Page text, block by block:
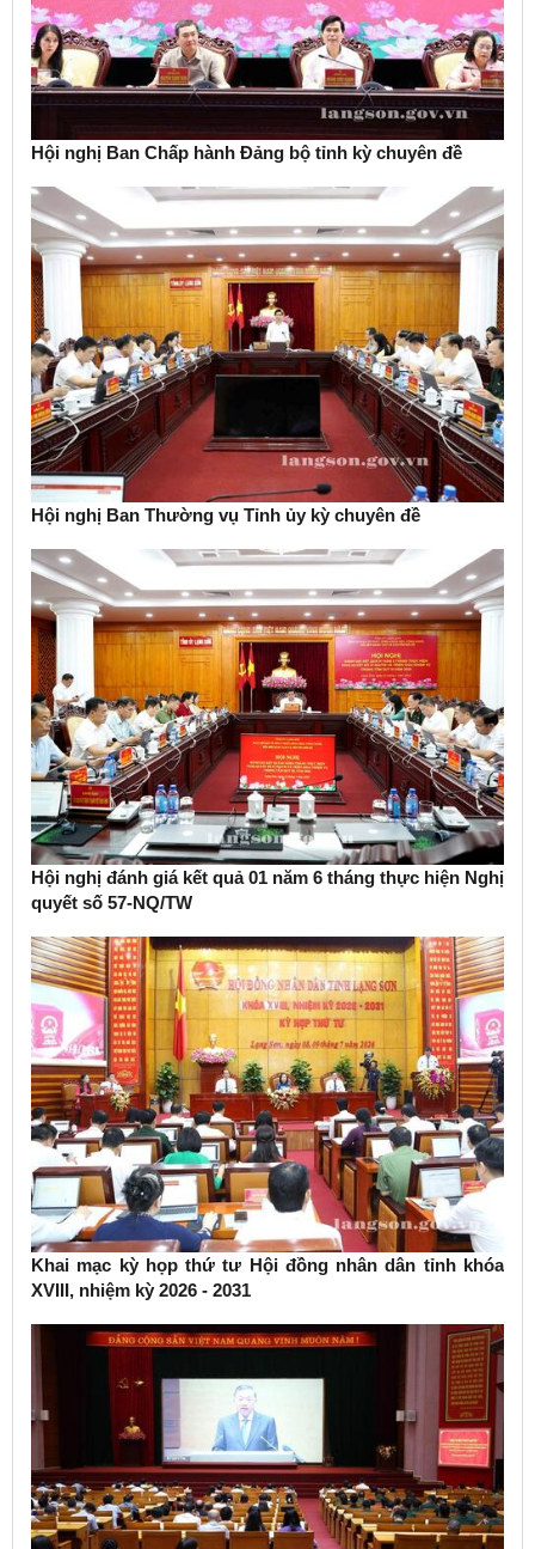
Hội nghị Ban Chấp hành Đảng bộ tỉnh kỳ chuyên đề
Hội nghị Ban Thường vụ Tỉnh ủy kỳ chuyên đề
Hội nghị đánh giá kết quả 01 năm 6 tháng thực hiện Nghị
quyết số 57-NQ/TW
Khai mạc kỳ họp thứ tư Hội đồng nhân dân tỉnh khóa
XVIII, nhiệm kỳ 2026 - 2031